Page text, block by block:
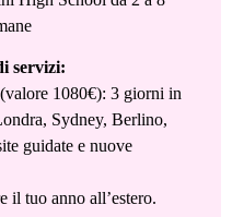
servizi:
(valore 1080€): 3 giorni in
Sydney, Berlino,
guidate e nuove
il tuo anno all’estero.